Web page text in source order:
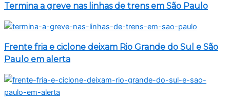
Termina a greve nas linhas de trens em São Paulo
Frente fria e ciclone deixam Rio Grande do Sul e São
Paulo em alerta